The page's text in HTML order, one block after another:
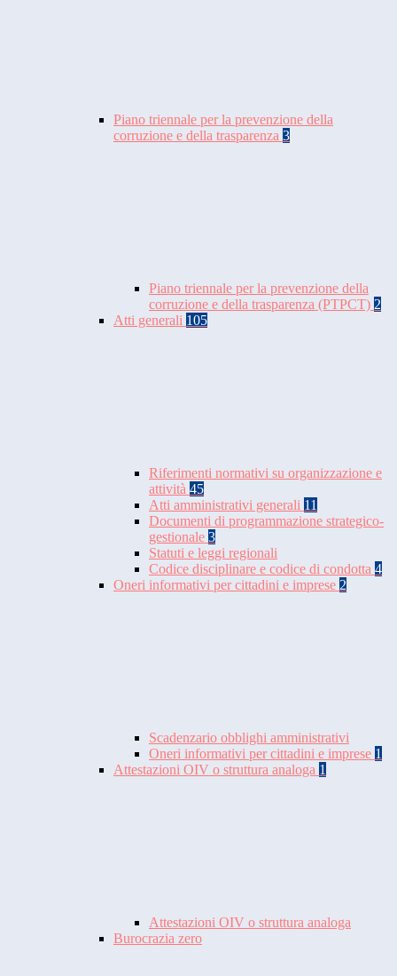
Piano triennale per la prevenzione della
corruzione e della trasparenza 3
Piano triennale per la prevenzione della
corruzione e della trasparenza (PTPCT) 2
Atti generali 105
Riferimenti normativi su organizzazione e
attività 45
Atti amministrativi generali 11
Documenti di programmazione strategico-
gestionale 3
Statuti e leggi regionali
Codice disciplinare e codice di condotta 4
Oneri informativi per cittadini e imprese 2
Scadenzario obblighi amministrativi
Oneri informativi per cittadini e imprese 1
Attestazioni OIV o struttura analoga 1
Attestazioni OIV o struttura analoga
Burocrazia zero